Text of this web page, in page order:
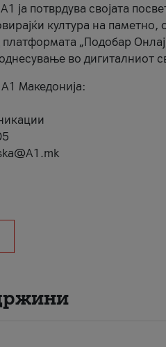
ја потврдува својата
култура на
„Подобар
во дигиталниот
Македонија: